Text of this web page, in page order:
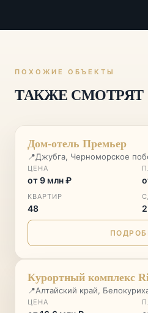
ПОХОЖИЕ ОБЪЕКТЫ
ТАКЖЕ СМОТРЯТ
СТАРТ ПРОДАЖ
Дом-отель Премьер
📍Джубга, Черноморское
ЦЕНА
от 9 млн ₽
КВАРТИР
48
ГОРНЫЙ КУРОРТ
Курортный комплекс
📍Алтайский край,
ЦЕНА